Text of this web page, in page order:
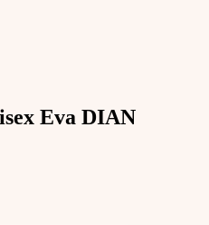
Eva DIAN